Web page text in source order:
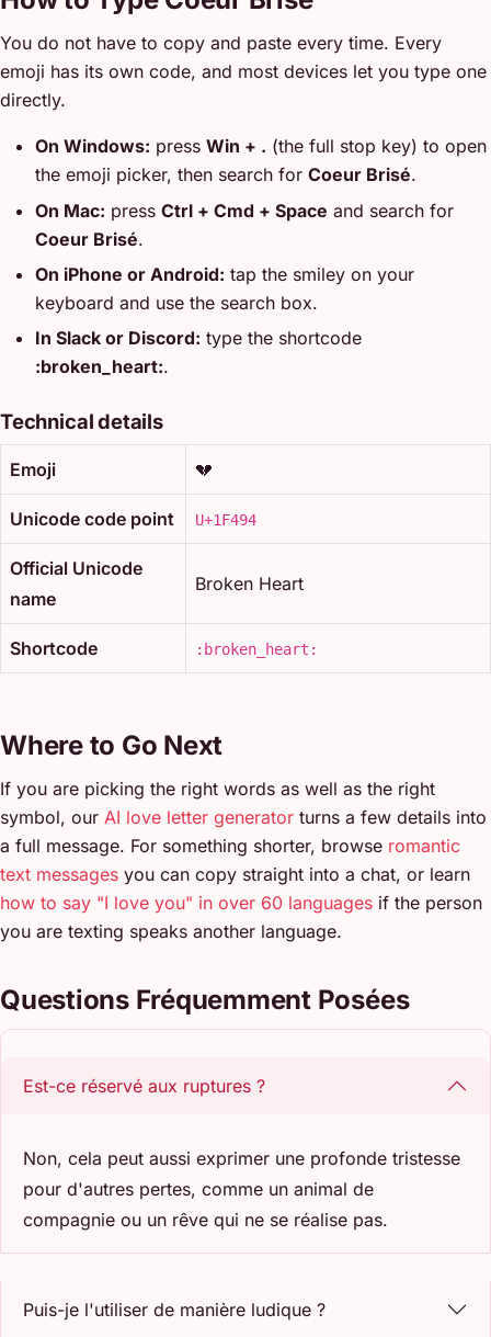
You do not have to copy and paste every time. Every
emoji has its own code, and most devices let you type one
directly.
On Windows: press Win + . (the full stop key) to open
the emoji picker, then search for Coeur Brisé.
On Mac: press Ctrl + Cmd + Space and search for
Coeur Brisé.
On iPhone or Android: tap the smiley on your
keyboard and use the search box.
In Slack or Discord: type the shortcode
:broken_heart:.
Technical details
Emoji 💔
Unicode code point U+1F494
Official Unicode
name
Broken Heart
Shortcode :broken_heart:
Where to Go Next
If you are picking the right words as well as the right
symbol, our AI love letter generator turns a few details into
a full message. For something shorter, browse romantic
text messages you can copy straight into a chat, or learn
how to say "I love you" in over 60 languages if the person
you are texting speaks another language.
Questions Fréquemment Posées
Est-ce réservé aux ruptures ?
Non, cela peut aussi exprimer une profonde tristesse
pour d'autres pertes, comme un animal de
compagnie ou un rêve qui ne se réalise pas.
Puis-je l'utiliser de manière ludique ?